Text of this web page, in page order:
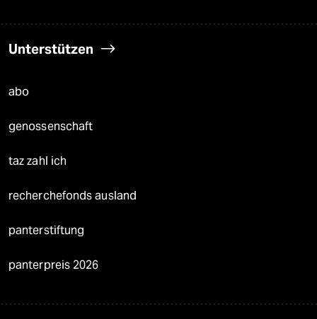
Unterstützen
abo
genossenschaft
taz zahl ich
recherchefonds ausland
panterstiftung
panterpreis 2026